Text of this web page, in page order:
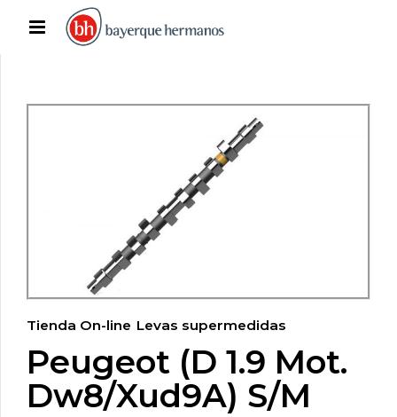
Tienda On-line Levas supermedidas
Peugeot (D 1.9 Mot.
Dw8/Xud9A) S/M